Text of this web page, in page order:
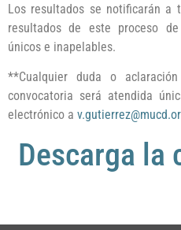
Los resultados se notificarán a
resultados de este proceso
únicos e inapelables.
**Cualquier duda o
convocatoria será atendida
electrónico a
Descarga la